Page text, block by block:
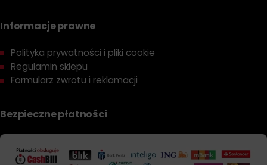
Informacje prawne
Polityka prywatności i pliki cookie
Regulamin sklepu
Formularz zwrotu i reklamacji
Bezpieczne płatności